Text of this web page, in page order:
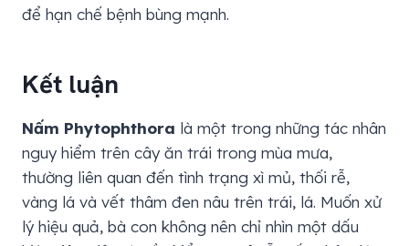
để hạn chế bệnh bùng mạnh.
Kết luận
Nấm Phytophthora là một trong những tác nhân
nguy hiểm trên cây ăn trái trong mùa mưa,
thường liên quan đến tình trạng xì mủ, thối rễ,
vàng lá và vết thâm đen nâu trên trái, lá. Muốn xử
lý hiệu quả, bà con không nên chỉ nhìn một dấu